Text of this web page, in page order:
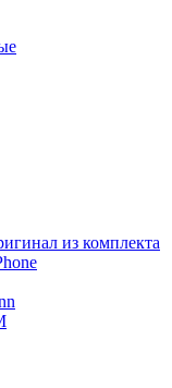
из комплекта